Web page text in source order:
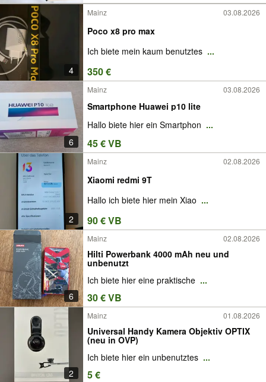
4
Mainz 03.08.2026
Poco x8 pro max
Ich biete mein kaum benutztes ...
350 €
6
Mainz 03.08.2026
Smartphone Huawei p10 lite
Hallo biete hier ein Smartphon ...
45 € VB
2
Mainz 02.08.2026
Xiaomi redmi 9T
Hallo ich biete hier mein Xiao ...
90 € VB
6
Mainz 02.08.2026
Hilti Powerbank 4000 mAh neu und
unbenutzt
Ich biete hier eine praktische ...
30 € VB
2
Mainz 01.08.2026
Universal Handy Kamera Objektiv OPTIX
(neu in OVP)
Ich biete hier ein unbenutztes ...
5 €